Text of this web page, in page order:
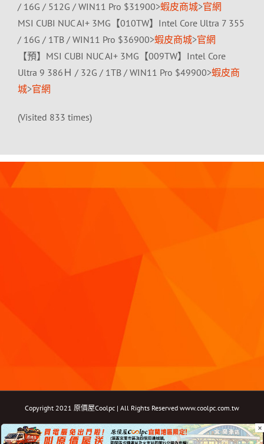
/ 16G / 512G / WIN11 Pro $31900>蝦皮商城>官網
MSI CUBI NUC AI+ 3MG【010TW】Intel Core Ultra 7 355
/ 16G / 1TB / WIN11 Pro $36900>蝦皮商城>官網
【預】MSI CUBI NUC AI+ 3MG【009TW】Intel Core
Ultra 9 386Ｈ / 32G / 1TB / WIN11 Pro $49900>蝦皮商
城>官網
(Visited 833 times)
Copyright 2021 原價屋Coolpc | All Rights Reserved www.coolpc.com.tw
FacebookInstagramYouTubeTwitterEmail: ×